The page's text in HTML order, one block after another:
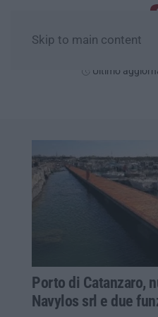
Skip to main content
Ultimo
Porto di Catanzaro,
Navylos srl e due